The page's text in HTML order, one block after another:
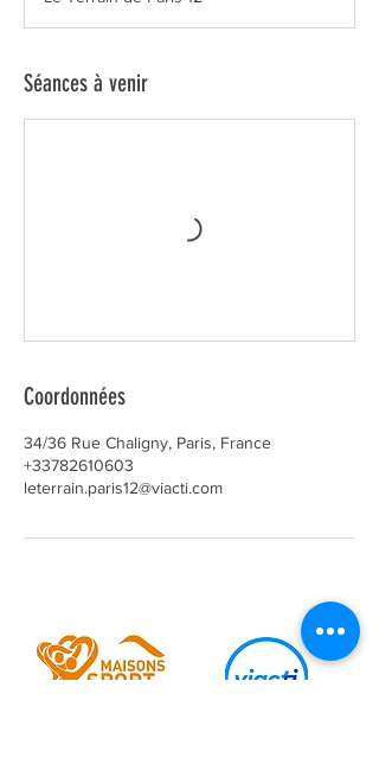
Séances à venir
Coordonnées
34/36 Rue Chaligny, Paris, France
+33782610603
leterrain.paris12@viacti.com